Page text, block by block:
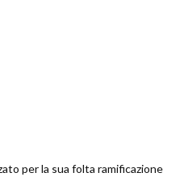
per la sua folta ramificazione